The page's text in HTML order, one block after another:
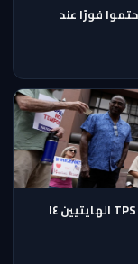
فورًا عند
إدارة خدمات الهجرة تمدد تصاريح عمل حاملي TPS الهايتيين ١٤